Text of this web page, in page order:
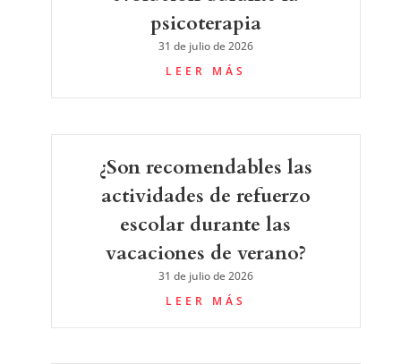
psicoterapia
31 de julio de 2026
LEER MÁS
¿Son recomendables las
actividades de refuerzo
escolar durante las
vacaciones de verano?
31 de julio de 2026
LEER MÁS